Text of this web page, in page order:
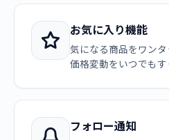
お気に入り機能
気になる商品をワンタ
価格変動をいつでもす
フォロー通知